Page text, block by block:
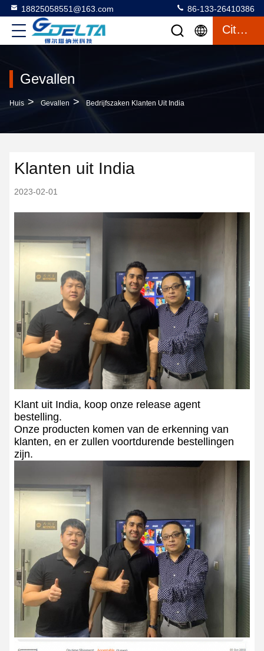
18825058551@163.com 86-133-26410386
Citaat
Gevallen
Huis > Gevallen > Bedrijfszaken Klanten Uit India
Klanten uit India
2023-02-01
Klant uit India, koop onze release agent
bestelling.
Onze producten komen van de erkenning van
klanten, en er zullen voortdurende bestellingen
zijn.